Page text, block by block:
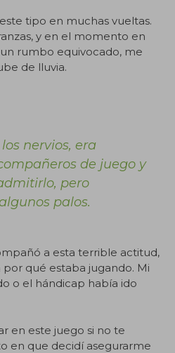
tipo en muchas vueltas.
y en el momento en
rumbo equivocado, me
de lluvia.
nervios, era
de juego y
pero
palos.
a esta terrible actitud,
qué estaba jugando. Mi
o el hándicap había ido
en este juego si no te
en que decidí asegurarme